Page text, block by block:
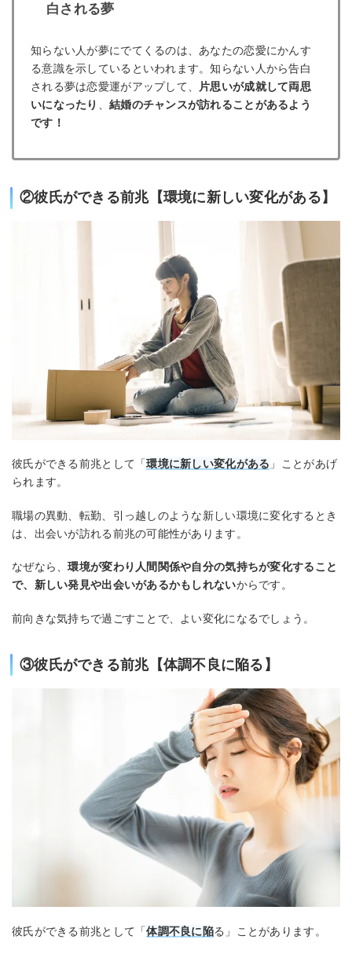
白される夢
知らない人が夢にでてくるのは、あなたの恋愛にかんす
る意識を示しているといわれます。知らない人から告白
される夢は恋愛運がアップして、
片思いが成就して両思
いになったり
結婚のチャンスが訪れることがあるよう
です！
②彼氏ができる前兆【環境に新しい変化がある】
彼氏ができる前兆として「環境に新しい変化がある 」ことがあげ
られます。
職場の異動、転勤、引っ越しのような新しい環境に変化するとき
は、出会いが訪れる前兆の可能性があります。
なぜなら、環境が変わり人間関係や自分の気持ちが変化すること
で、新しい発見や出会いがあるかもしれないからです。
前向きな気持ちで過ごすことで、よい変化になるでしょう。
③彼氏ができる前兆【体調不良に陥る】
彼氏ができる前兆として「体調不良に陥る」ことがあります。